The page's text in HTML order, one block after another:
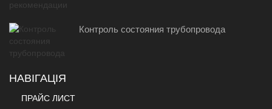
Контроль состояния трубопровода
НАВІГАЦІЯ
ПРАЙС ЛИСТ